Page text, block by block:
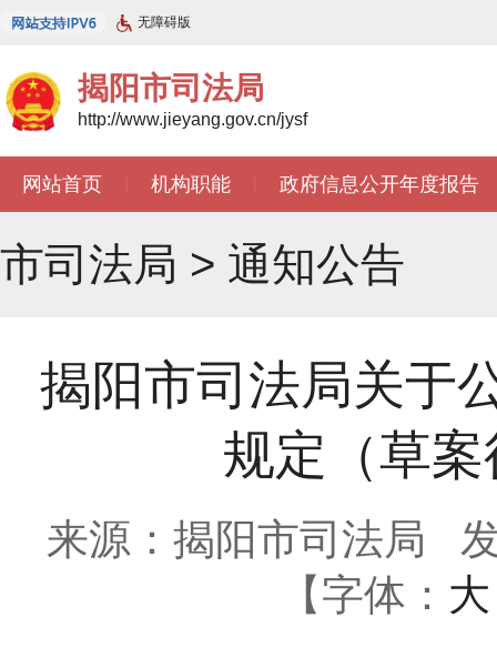
无障碍版
揭阳市司法局
http://www.jieyang.gov.cn/jysf
网站首页 机构职能 政府信息公开年度报告
市司法局 > 通知公告
揭阳市司法局关于
规定（草
来源：揭阳市司法局
【字体： 大